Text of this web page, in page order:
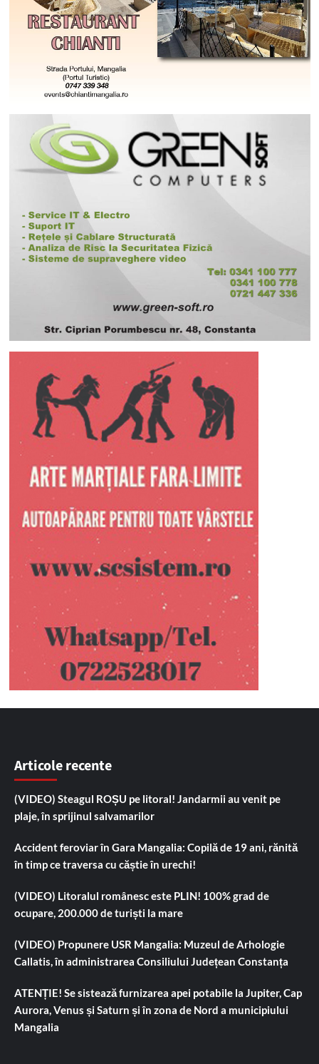
Articole recente
(VIDEO) Steagul ROȘU pe litoral! Jandarmii au venit pe
plaje, în sprijinul salvamarilor
Accident feroviar în Gara Mangalia: Copilă de 19 ani, rănită
în timp ce traversa cu căștie în urechi!
(VIDEO) Litoralul românesc este PLIN! 100% grad de
ocupare, 200.000 de turiști la mare
(VIDEO) Propunere USR Mangalia: Muzeul de Arhologie
Callatis, în administrarea Consiliului Județean Constanța
ATENȚIE! Se sistează furnizarea apei potabile la Jupiter, Cap
Aurora, Venus și Saturn și în zona de Nord a municipiului
Mangalia